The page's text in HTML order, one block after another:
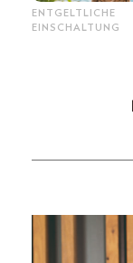
ENTGELTLICHE
EINSCHALTUNG